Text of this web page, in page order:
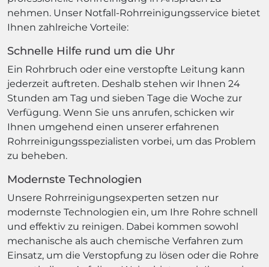
nehmen. Unser Notfall-Rohrreinigungsservice bietet
Ihnen zahlreiche Vorteile:
Schnelle Hilfe rund um die Uhr
Ein Rohrbruch oder eine verstopfte Leitung kann
jederzeit auftreten. Deshalb stehen wir Ihnen 24
Stunden am Tag und sieben Tage die Woche zur
Verfügung. Wenn Sie uns anrufen, schicken wir
Ihnen umgehend einen unserer erfahrenen
Rohrreinigungsspezialisten vorbei, um das Problem
zu beheben.
Modernste Technologien
Unsere Rohrreinigungsexperten setzen nur
modernste Technologien ein, um Ihre Rohre schnell
und effektiv zu reinigen. Dabei kommen sowohl
mechanische als auch chemische Verfahren zum
Einsatz, um die Verstopfung zu lösen oder die Rohre